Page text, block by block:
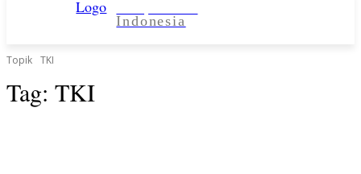
Indonesia
Topik TKI
Tag: TKI